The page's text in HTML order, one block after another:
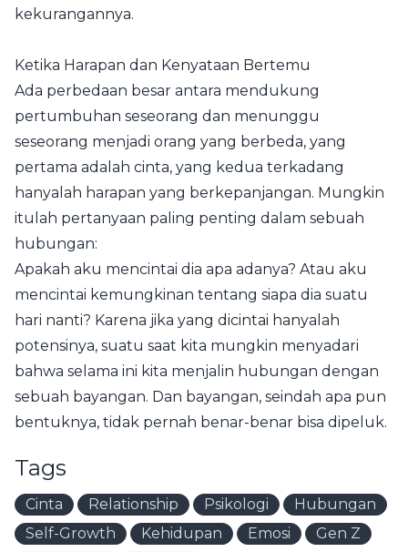
kekurangannya.
Ketika Harapan dan Kenyataan Bertemu
Ada perbedaan besar antara mendukung
pertumbuhan seseorang dan menunggu
seseorang menjadi orang yang berbeda, yang
pertama adalah cinta, yang kedua terkadang
hanyalah harapan yang berkepanjangan. Mungkin
itulah pertanyaan paling penting dalam sebuah
hubungan:
Apakah aku mencintai dia apa adanya? Atau aku
mencintai kemungkinan tentang siapa dia suatu
hari nanti? Karena jika yang dicintai hanyalah
potensinya, suatu saat kita mungkin menyadari
bahwa selama ini kita menjalin hubungan dengan
sebuah bayangan. Dan bayangan, seindah apa pun
bentuknya, tidak pernah benar-benar bisa dipeluk.
Tags
Cinta Relationship Psikologi
Hubungan
Self-Growth
Kehidupan Emosi
Gen Z